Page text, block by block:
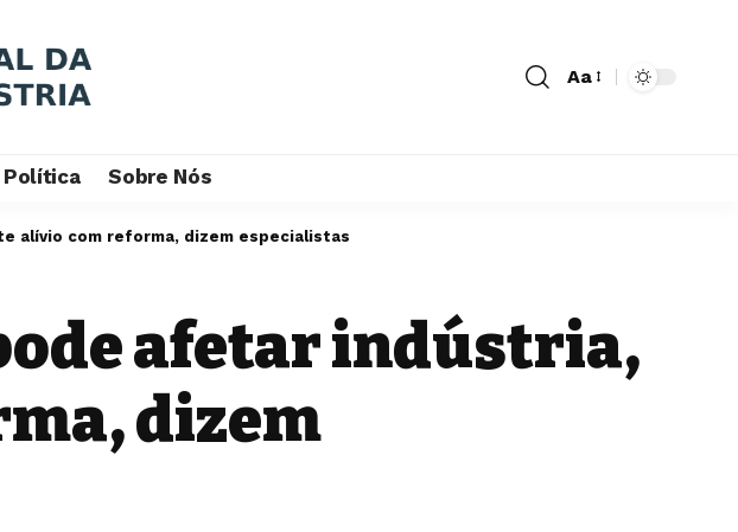
Aa
Política Sobre Nós
alívio com reforma, dizem especialistas
afetar indústria,
dizem